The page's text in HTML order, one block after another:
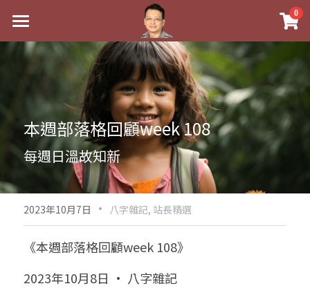
0
最新消息
關於我
實體經營
祖傳命理
手工印鑑
課程介紹
五行八字學
後天派陽宅
黃金會員專區
八字雜記
心靈成長
試閱專區
Podcast聽書
團隊訓練營
線上學苑
八字初階班1
命理商城
本週部落格回顧week 108
每週日溫故知新
2023年10月7日 · 八字雜記, 站長精選
《本週部落格回顧week 108》
2023年10月8日 · 八字雜記
×
商品分類
八字線上完整班
科學八字推理PDF
《十神高階實戰錄》完整典藏版
1美元超值PDF